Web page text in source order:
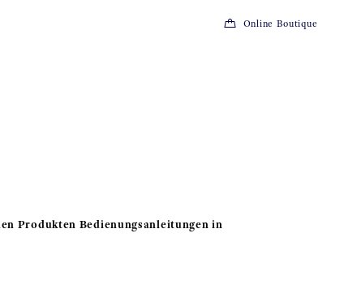
Online Boutique
Produkten Bedienungsanleitungen in